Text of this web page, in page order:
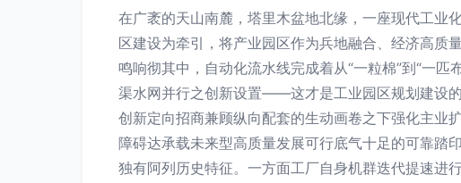
在广袤的天山南麓，塔里木盆地北缘，一座现代工业
区建设为牵引，将产业园区作为兵地融合、经济高质
鸣响彻其中，自动化流水线完成着从“一粒棉”到“一
渠水网并行之创新设置——这才是工业园区规划建设
创新定向招商兼顾纵向配套的生动画卷之下强化主业
障碍达承载未来型高质量发展可行底气十足的可靠踏
独有阿列历史特征。一方面工厂自身机群迭代提速进